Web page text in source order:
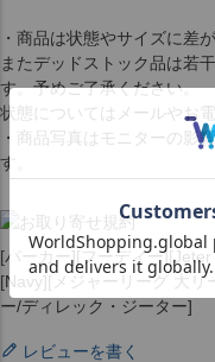
・商品は状態やサイズに差
またデッドストック品は若
す。予めご了承ください。
状態についてはメールやお
・商品写真はモニターの影
す。
[パーカー][フーディー
[Navy][メジャーリーグ 大リ
ー/ディレック・ジーター]
レビューを書く